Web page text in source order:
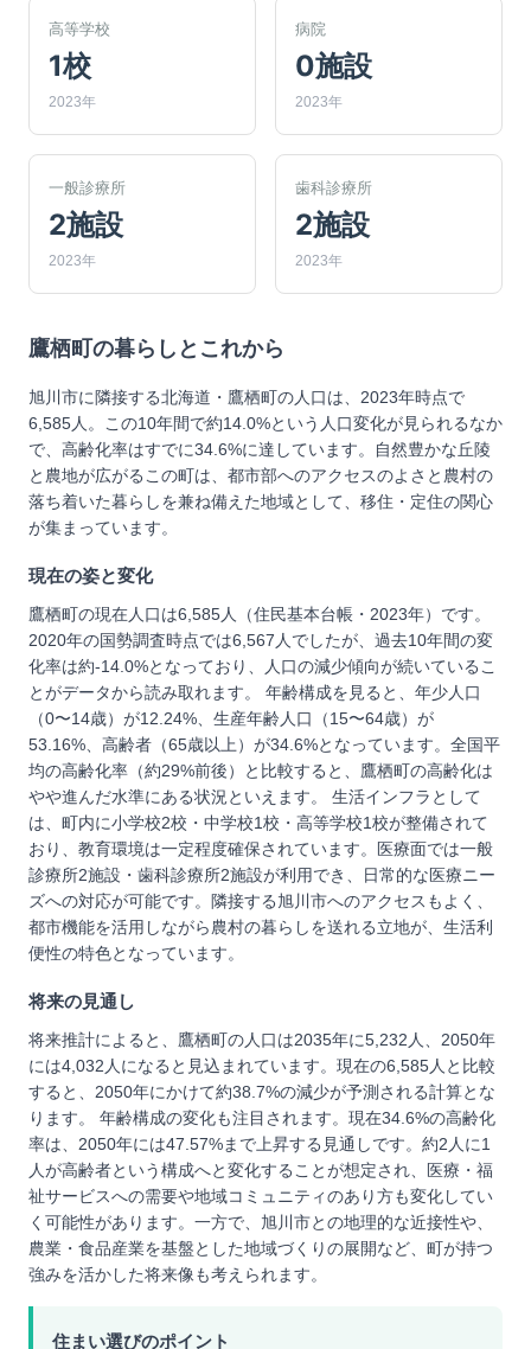
高等学校
1校
2023年
病院
0施設
2023年
一般診療所
2施設
2023年
歯科診療所
2施設
2023年
鷹栖町 の暮らしとこれから
旭川市に隣接する北海道・鷹栖町の人口は、2023年時点で
6,585人。この10年間で約14.0%という人口変化が見られるなか
で、高齢化率はすでに34.6%に達しています。自然豊かな丘陵
と農地が広がるこの町は、都市部へのアクセスのよさと農村の
落ち着いた暮らしを兼ね備えた地域として、移住・定住の関心
が集まっています。
現在の姿と変化
鷹栖町の現在人口は6,585人（住民基本台帳・2023年）です。
2020年の国勢調査時点では6,567人でしたが、過去10年間の変
化率は約-14.0%となっており、人口の減少傾向が続いているこ
とがデータから読み取れます。 年齢構成を見ると、年少人口
（0〜14歳）が12.24%、生産年齢人口（15〜64歳）が
53.16%、高齢者（65歳以上）が34.6%となっています。全国平
均の高齢化率（約29%前後）と比較すると、鷹栖町の高齢化は
やや進んだ水準にある状況といえます。 生活インフラとして
は、町内に小学校2校・中学校1校・高等学校1校が整備されて
おり、教育環境は一定程度確保されています。医療面では一般
診療所2施設・歯科診療所2施設が利用でき、日常的な医療ニー
ズへの対応が可能です。隣接する旭川市へのアクセスもよく、
都市機能を活用しながら農村の暮らしを送れる立地が、生活利
便性の特色となっています。
将来の見通し
将来推計によると、鷹栖町の人口は2035年に5,232人、2050年
には4,032人になると見込まれています。現在の6,585人と比較
すると、2050年にかけて約38.7%の減少が予測される計算とな
ります。 年齢構成の変化も注目されます。現在34.6%の高齢化
率は、2050年には47.57%まで上昇する見通しです。約2人に1
人が高齢者という構成へと変化することが想定され、医療・福
祉サービスへの需要や地域コミュニティのあり方も変化してい
く可能性があります。一方で、旭川市との地理的な近接性や、
農業・食品産業を基盤とした地域づくりの展開など、町が持つ
強みを活かした将来像も考えられます。
住まい選びのポイント